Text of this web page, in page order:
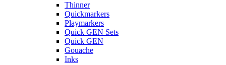
Thinner
Quickmarkers
Playmarkers
Quick GEN Sets
Quick GEN
Gouache
Inks